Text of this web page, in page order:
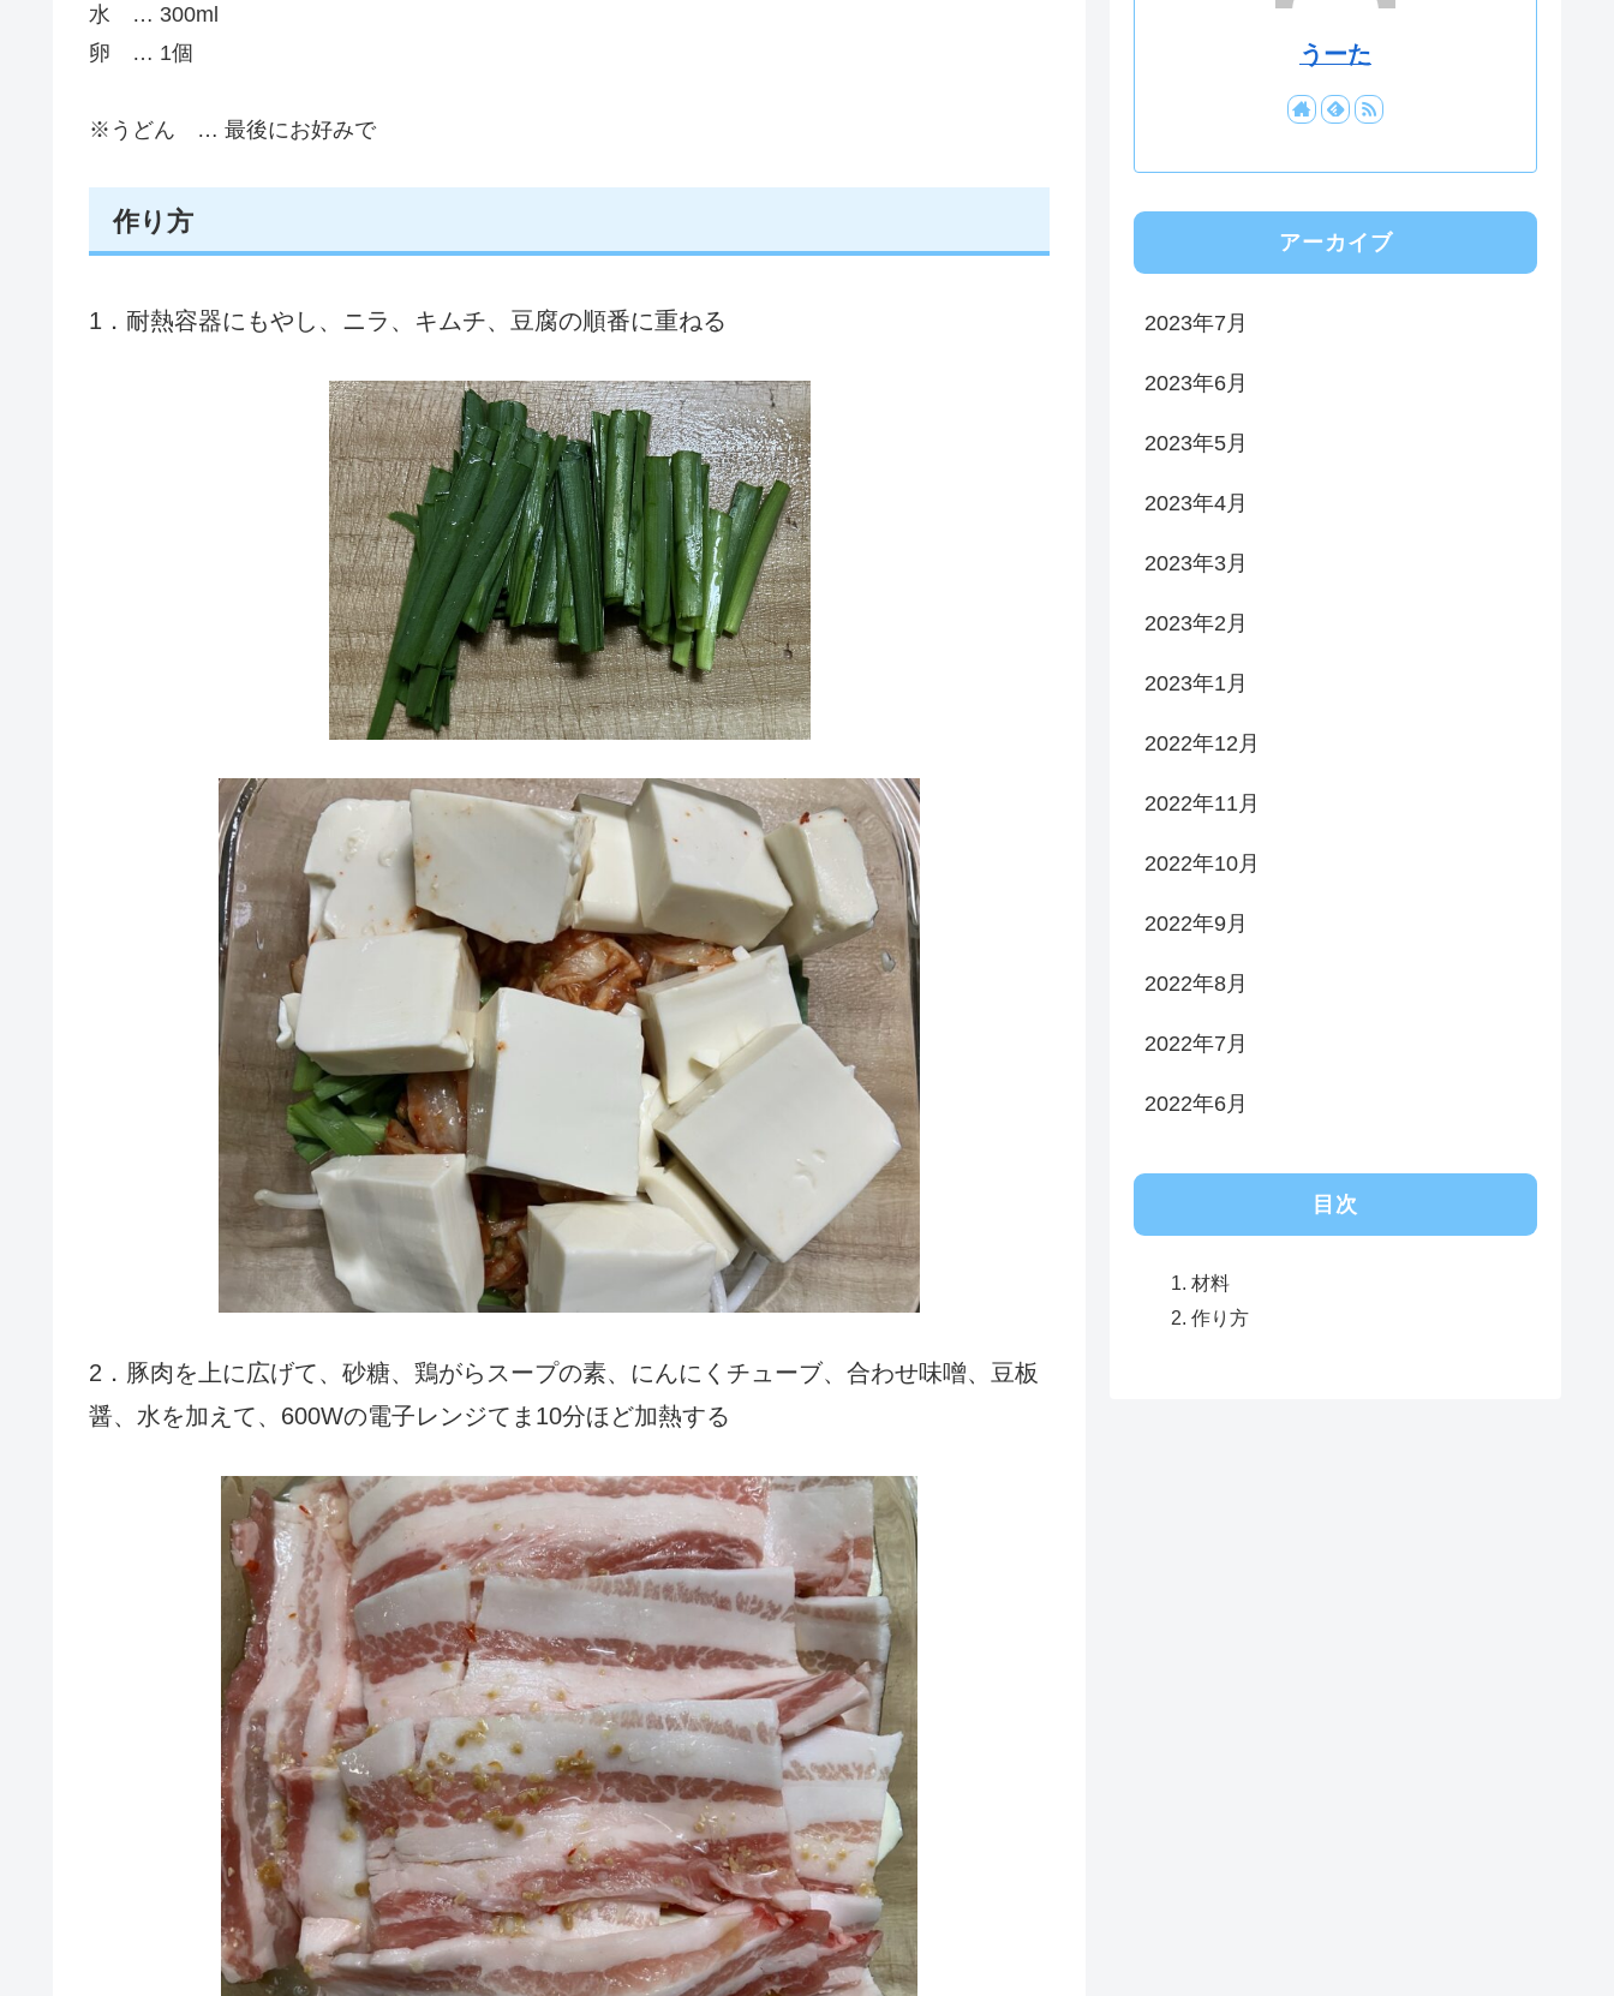
水 … 300ml
卵 … 1個
※うどん … 最後にお好みで
作り方
1．耐熱容器にもやし、ニラ、キムチ、豆腐の順番に重ねる
2．豚肉を上に広げて、砂糖、鶏がらスープの素、にんにくチューブ、合わせ味噌、豆板
醤、水を加えて、600Wの電子レンジてま10分ほど加熱する
うーた
アーカイブ
2023年7月
2023年6月
2023年5月
2023年4月
2023年3月
2023年2月
2023年1月
2022年12月
2022年11月
2022年10月
2022年9月
2022年8月
2022年7月
2022年6月
目次
材料
作り方